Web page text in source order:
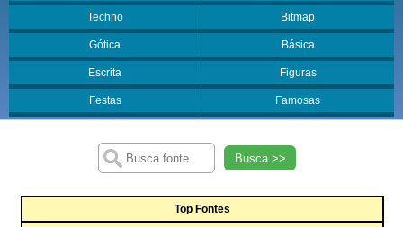
Techno Bitmap
Gótica Básica
Escrita Figuras
Festas Famosas
Busca >>
Top Fontes